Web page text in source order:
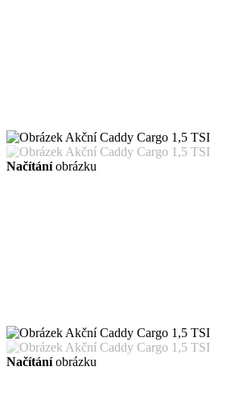
Načítáníobrázku
Načítáníobrázku